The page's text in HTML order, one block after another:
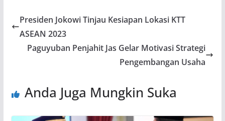
Presiden Jokowi Tinjau Kesiapan Lokasi KTT
ASEAN 2023
Paguyuban Penjahit Jas Gelar Motivasi Strategi
Pengembangan Usaha
Anda Juga Mungkin Suka